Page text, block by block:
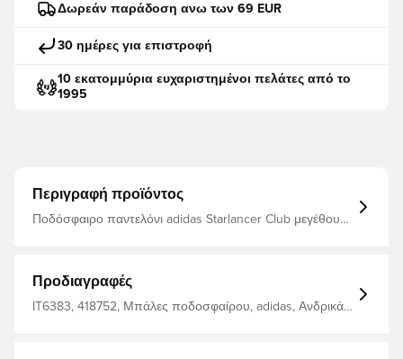
Δωρεάν παράδοση ανω των 69 EUR
30 ημέρες για επιστροφή
10 εκατομμύρια ευχαριστημένοι πελάτες από το
1995
Περιγραφή προϊόντος
Ποδόσφαιρο παντελόνι adidas Starlancer Club μεγέθους
φίλτρα_χρώματα: Καθαρό
Προδιαγραφές
IT6383, 418752, Μπάλες ποδοσφαίρου, adidas, Ανδρικά,